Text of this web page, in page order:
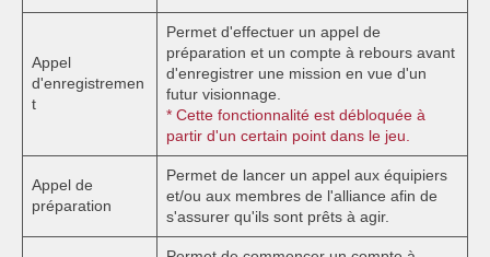
Appel
d'enregistremen
t
Permet d'effectuer un appel de
préparation et un compte à rebours avant
d'enregistrer une mission en vue d'un
futur visionnage.
* Cette fonctionnalité est débloquée à
partir d'un certain point dans le jeu.
Appel de
préparation
Permet de lancer un appel aux équipiers
et/ou aux membres de l'alliance afin de
s'assurer qu'ils sont prêts à agir.